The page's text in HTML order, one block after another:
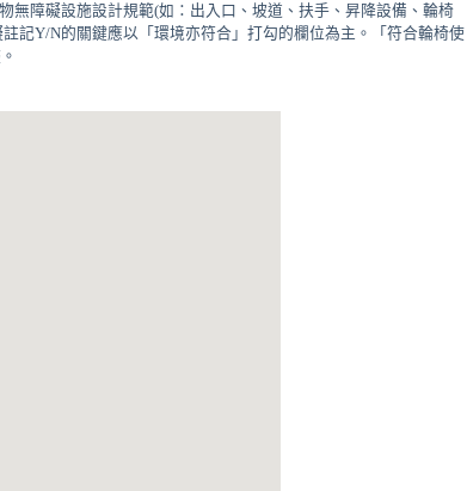
無障礙設施設計規範(如：出入口、坡道、扶手、昇降設備、輪椅
記Y/N的關鍵應以「環境亦符合」打勾的欄位為主。「符合輪椅使